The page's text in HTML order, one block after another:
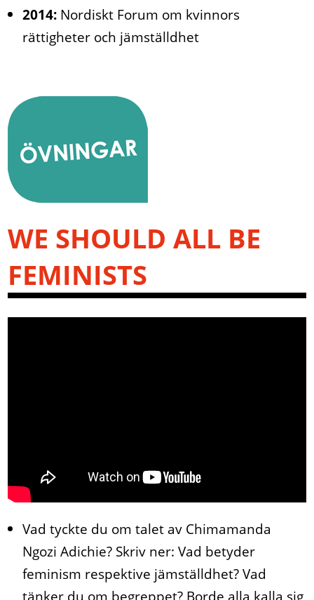
2014: Nordiskt Forum om kvinnors
rättigheter och jämställdhet
WE SHOULD ALL BE
FEMINISTS
Vad tyckte du om talet av Chimamanda
Ngozi Adichie? Skriv ner: Vad betyder
feminism respektive jämställdhet? Vad
tänker du om begreppet? Borde alla kalla sig